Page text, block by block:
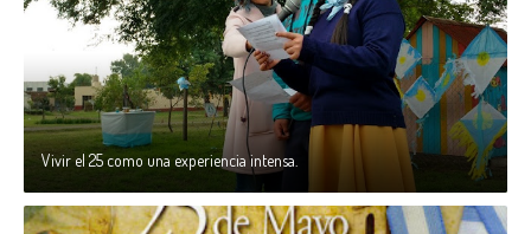
Vivir el 25 como una experiencia intensa.